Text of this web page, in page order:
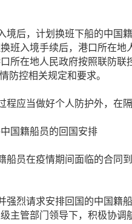
后，计划换班下船的中国籍
班入境手续后，港口所在
所在地人民政府按照联防
防控相关规定和要求。
应当做好个人防护外，在隔
籍船员的回国安排
员在疫情期间面临的合同到
烈请求安排回国的中国籍船
主管部门领导下，积极协